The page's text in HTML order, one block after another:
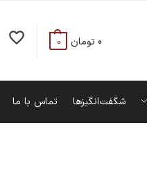
0 تومان 0
شگفت‌انگیزها تماس با ما